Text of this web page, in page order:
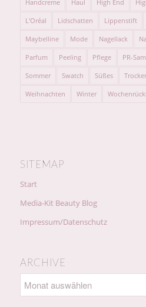
Handcreme Haul High End
L'Oréal Lidschatten Lippenstift
Maybelline Mode Nagellack
Parfum Peeling Pflege PR-
Sommer Swatch Süßes
Weihnachten Winter
SITEMAP
Start
Media-Kit Beauty Blog
Impressum/Datenschutz
ARCHIVE